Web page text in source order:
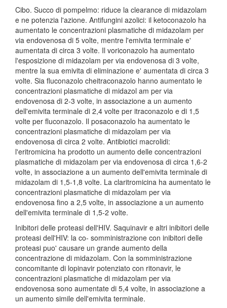
Cibo. Succo di pompelmo: riduce la clearance di midazolam
e ne potenzia l'azione. Antifungini azolici: il ketoconazolo ha
aumentato le concentrazioni plasmatiche di midazolam per
via endovenosa di 5 volte, mentre l'emivita terminale e'
aumentata di circa 3 volte. Il voriconazolo ha aumentato
l'esposizione di midazolam per via endovenosa di 3 volte,
mentre la sua emivita di eliminazione e' aumentata di circa 3
volte. Sia fluconazolo cheitraconazolo hanno aumentato le
concentrazioni plasmatiche di midazol am per via
endovenosa di 2-3 volte, in associazione a un aumento
dell'emivita terminale di 2,4 volte per itraconazolo e di 1,5
volte per fluconazolo. Il posaconazolo ha aumentato le
concentrazioni plasmatiche di midazolam per via
endovenosa di circa 2 volte. Antibiotici macrolidi:
l'eritromicina ha prodotto un aumento delle concentrazioni
plasmatiche di midazolam per via endovenosa di circa 1,6-2
volte, in associazione a un aumento dell'emivita terminale di
midazolam di 1,5-1,8 volte. La claritromicina ha aumentato le
concentrazioni plasmatiche di midazolam per via
endovenosa fino a 2,5 volte, in associazione a un aumento
dell'emivita terminale di 1,5-2 volte.
Inibitori delle proteasi dell'HIV. Saquinavir e altri inibitori delle
proteasi dell'HIV: la co- somministrazione con inibitori delle
proteasi puo' causare un grande aumento della
concentrazione di midazolam. Con la somministrazione
concomitante di lopinavir potenziato con ritonavir, le
concentrazioni plasmatiche di midazolam per via
endovenosa sono aumentate di 5,4 volte, in associazione a
un aumento simile dell'emivita terminale.